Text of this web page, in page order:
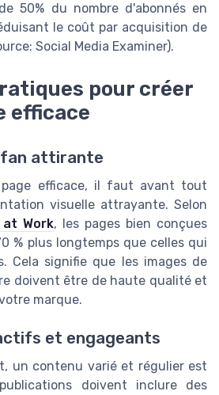
50% du nombre d'abonnés en
le coût par acquisition de
Social Media Examiner).
pour créer
efficace
fan attirante
efficace, il faut avant tout
visuelle attrayante. Selon
at Work, les pages bien conçues
% plus longtemps que celles qui
Cela signifie que les images de
doivent être de haute qualité et
marque.
et engageants
un contenu varié et régulier est
doivent inclure des